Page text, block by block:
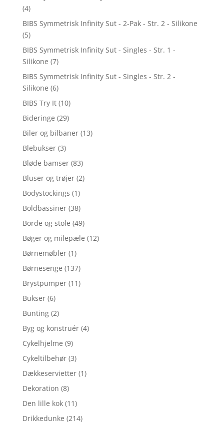
(4)
BIBS Symmetrisk Infinity Sut - 2-Pak - Str. 2 - Silikone
(5)
BIBS Symmetrisk Infinity Sut - Singles - Str. 1 -
Silikone (7)
BIBS Symmetrisk Infinity Sut - Singles - Str. 2 -
Silikone (6)
BIBS Try It (10)
Bideringe (29)
Biler og bilbaner (13)
Blebukser (3)
Bløde bamser (83)
Bluser og trøjer (2)
Bodystockings (1)
Boldbassiner (38)
Borde og stole (49)
Bøger og milepæle (12)
Børnemøbler (1)
Børnesenge (137)
Brystpumper (11)
Bukser (6)
Bunting (2)
Byg og konstruér (4)
Cykelhjelme (9)
Cykeltilbehør (3)
Dækkeservietter (1)
Dekoration (8)
Den lille kok (11)
Drikkedunke (214)